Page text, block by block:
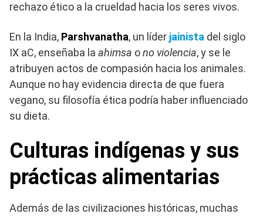
rechazo ético a la crueldad hacia los seres vivos.
En la India, Parshvanatha, un líder jainista del siglo
IX aC, enseñaba la ahimsa ono violencia, y se le
atribuyen actos de compasión hacia los animales.
Aunque no hay evidencia directa de que fuera
vegano, su filosofía ética podría haber influenciado
su dieta.
Culturas indígenas y sus
prácticas alimentarias
Además de las civilizaciones históricas, muchas